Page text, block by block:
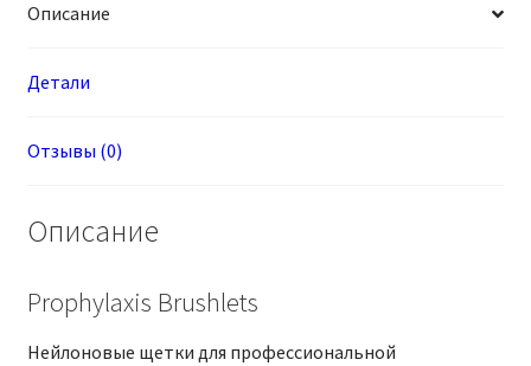
Описание
Детали
Отзывы (0)
Описание
Prophylaxis Brushlets
Нейлоновые щетки для профессиональной